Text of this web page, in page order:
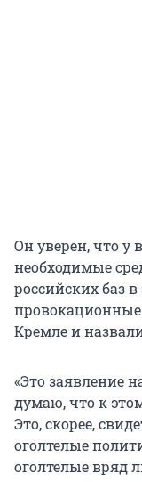
Он уверен, что у
необходимые
российских баз
Кремле и
«Это заявление
думаю, что к
Это, скорее,
оголтелые
оголтелые вряд